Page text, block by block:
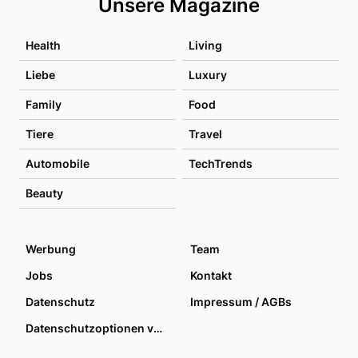
Unsere Magazine
Health Living
Liebe Luxury
Family Food
Tiere Travel
Automobile TechTrends
Beauty
Werbung
Team
Jobs
Kontakt
Datenschutz
Impressum / AGBs
Datenschutzoptionen verwalten